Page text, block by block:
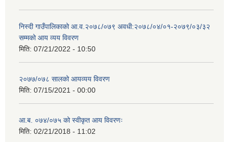
निस्दी गाउँपालिकाको आ.व.२०७८/०७९ अवधी:२०७८/०४/०१-२०७९/०३/३२
सम्मको आय व्यय विवरण
मिति: 07/21/2022 - 10:50
२०७७/०७८ सालको आयव्यय विवरण
मिति: 07/15/2021 - 00:00
आ.ब. ०७४/०७५ को स्वीकृत आय विवरणः
मिति: 02/21/2018 - 11:02